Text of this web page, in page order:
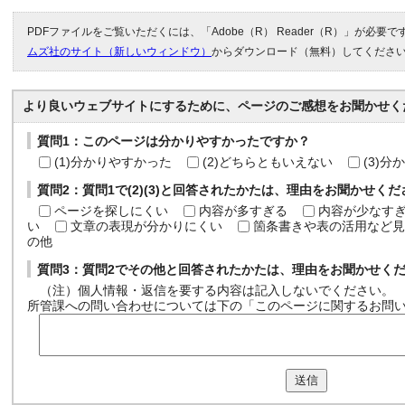
PDFファイルをご覧いただくには、「Adobe（R） Reader（R）」が必要で
ムズ社のサイト（新しいウィンドウ） からダウンロード（無料）してくださ
より良いウェブサイトにするために、ページのご感想をお聞かせ
質問1：このページは分かりやすかったですか？
(1)分かりやすかった
(2)どちらともいえない (3)分
質問2：質問1で(2)(3)と回答されたかたは、理由をお聞かせくだ
ページを探しにくい
内容が多すぎる
内容が少なす
い
文章の表現が分かりにくい
箇条書きや表の活用など
の他
質問3：質問2でその他と回答されたかたは、理由をお聞かせく
（注）個人情報・返信を要する内容は記入しないでください。
所管課への問い合わせについては下の「このページに関するお問
送信